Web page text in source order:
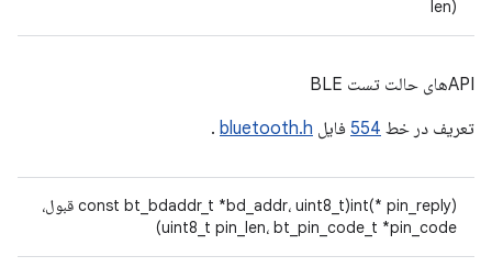
len)
APIهای حالت تست BLE
تعریف در خط 554 فایل bluetooth.h
.
int(* pin_reply)(const bt_bdaddr_t *bd_addr، uint8_t قبول،
uint8_t pin_len، bt_pin_code_t *pin_code)